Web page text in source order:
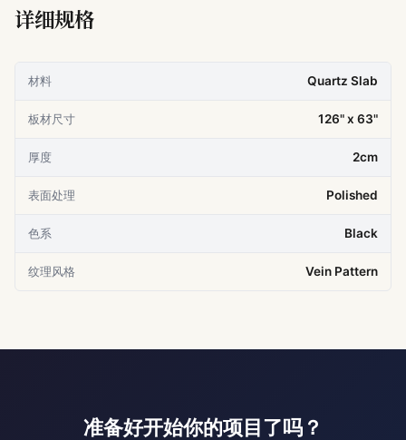
详细规格
材料 Quartz Slab
板材尺寸 126" x 63"
厚度 2cm
表面处理 Polished
色系 Black
纹理风格 Vein Pattern
准备好开始你的项目了吗？